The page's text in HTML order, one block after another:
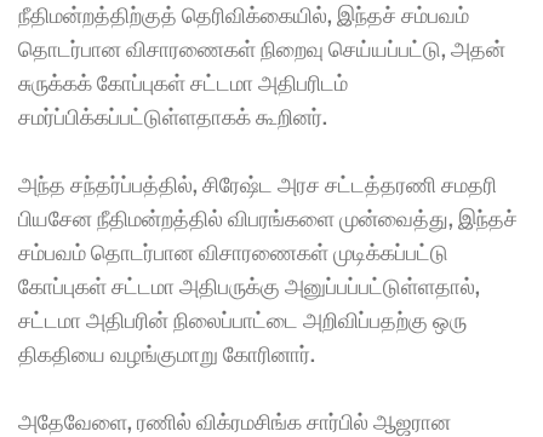
நீதிமன்றத்திற்குத் தெரிவிக்கையில், இந்தச் சம்பவம்
தொடர்பான விசாரணைகள் நிறைவு செய்யப்பட்டு, அதன்
சுருக்கக் கோப்புகள் சட்டமா அதிபரிடம்
சமர்ப்பிக்கப்பட்டுள்ளதாகக் கூறினர்.
அந்த சந்தர்ப்பத்தில், சிரேஷ்ட அரச சட்டத்தரணி சமதரி
பியசேன நீதிமன்றத்தில் விபரங்களை முன்வைத்து, இந்தச்
சம்பவம் தொடர்பான விசாரணைகள் முடிக்கப்பட்டு
கோப்புகள் சட்டமா அதிபருக்கு அனுப்பப்பட்டுள்ளதால்,
சட்டமா அதிபரின் நிலைப்பாட்டை அறிவிப்பதற்கு ஒரு
திகதியை வழங்குமாறு கோரினார்.
அதேவேளை, ரணில் விக்ரமசிங்க சார்பில் ஆஜரான